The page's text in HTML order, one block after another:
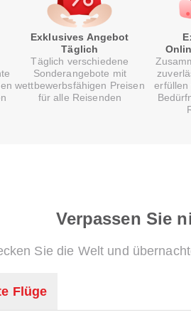
Exklusives Angebot
Täglich
Täglich verschiedene
Sonderangebote mit
wettbewerbsfähigen Preisen
für alle Reisenden
erfüllen
Verpassen Sie
Sie die Welt und
Flüge